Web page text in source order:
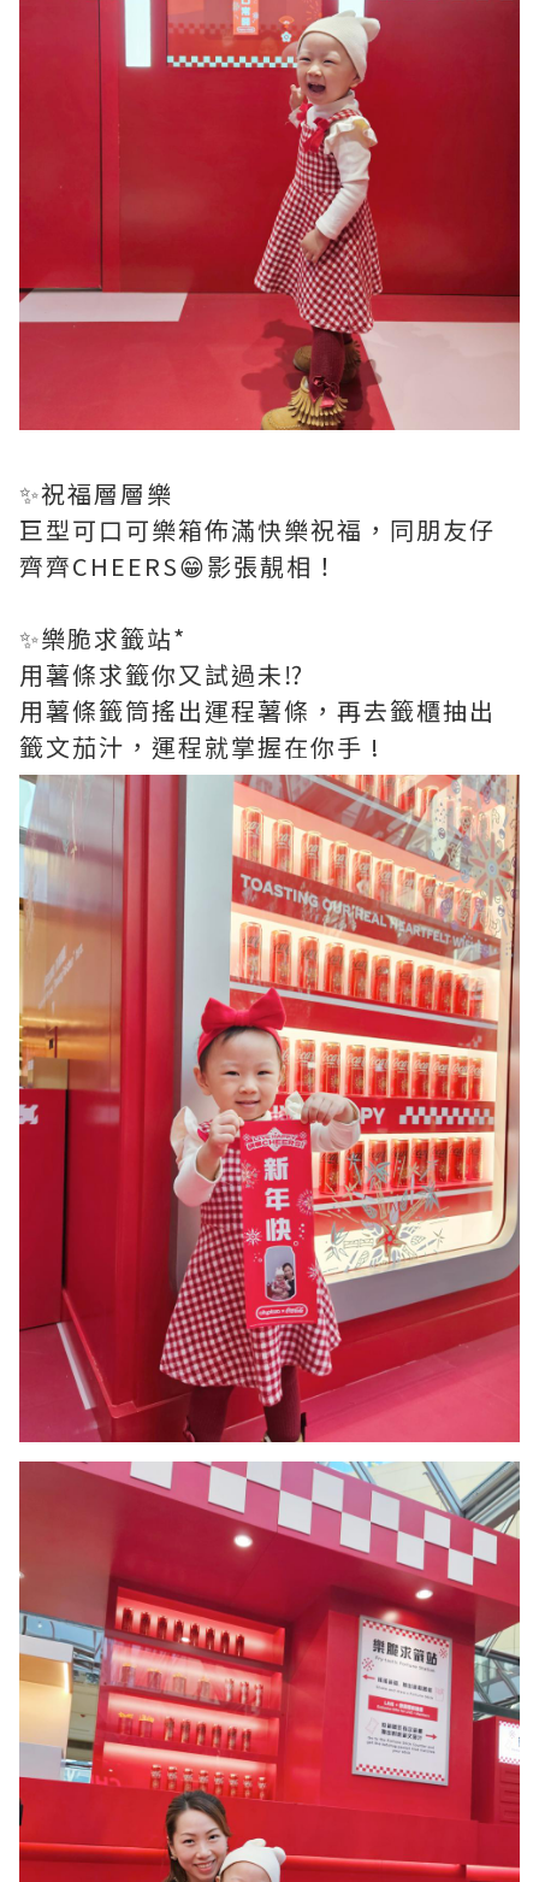
✨️祝福層層樂
巨型可口可樂箱佈滿快樂祝福，同朋友仔
齊齊CHEERS😁影張靚相！
✨️樂脆求籤站*
用薯條求籤你又試過未⁉️
用薯條籤筒搖出運程薯條，再去籤櫃抽出
籤文茄汁，運程就掌握在你手 !